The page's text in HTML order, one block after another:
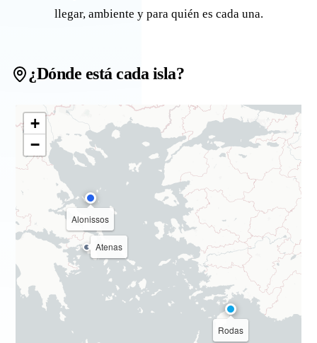
llegar, ambiente y para quién es cada una.
¿Dónde está cada isla?
Alonissos
Rodas
Atenas
+
−